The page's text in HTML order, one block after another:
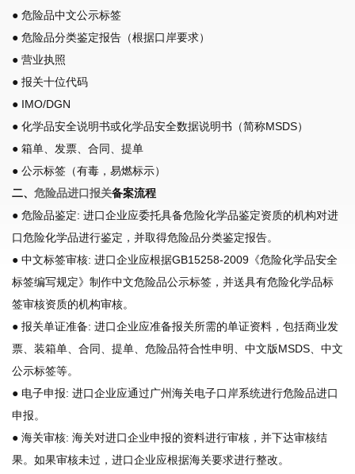
● 危险品中文公示标签
● 危险品分类鉴定报告（根据口岸要求）
● 营业执照
● 报关十位代码
● IMO/DGN
● 化学品安全说明书或化学品安全数据说明书（简称MSDS）
● 箱单、发票、合同、提单
● 公示标签（有毒，易燃标示）
二、 危险品进口报关备案流程
● 危险品鉴定: 进口企业应委托具备危险化学品鉴定资质的机构对进
口危险化学品进行鉴定，并取得危险品分类鉴定报告。
● 中文标签审核: 进口企业应根据GB15258-2009《危险化学品安全
标签编写规定》制作中文危险品公示标签，并送具有危险化学品标
签审核资质的机构审核。
● 报关单证准备: 进口企业应准备报关所需的单证资料，包括商业发
票、装箱单、合同、提单、危险品符合性申明、中文版MSDS、中文
公示标签等。
● 电子申报: 进口企业应通过广州海关电子口岸系统进行危险品进口
申报。
● 海关审核: 海关对进口企业申报的资料进行审核，并下达审核结
果。如果审核未过，进口企业应根据海关要求进行整改。